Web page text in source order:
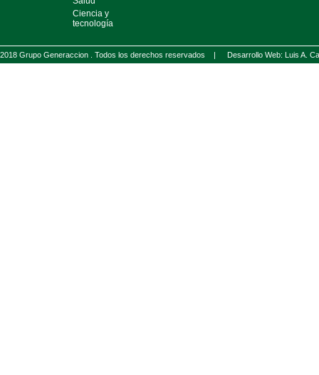
Ciencia y
tecnología
2018 Grupo Generaccion . Todos los derechos reservados | Desarrollo Web: Luis